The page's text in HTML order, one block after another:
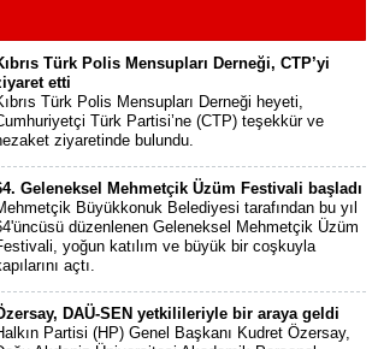
Türk Polis Mensupları Derneği, CTP’yi
etti
Türk Polis Mensupları Derneği heyeti,
Türk Partisi’ne (CTP) teşekkür ve
ziyaretinde bulundu.
Geleneksel Mehmetçik Üzüm Festivali başladı
Büyükkonuk Belediyesi tarafından bu yıl
düzenlenen Geleneksel Mehmetçik Üzüm
yoğun katılım ve büyük bir coşkuyla
açtı.
DAÜ-SEN yetkilileriyle bir araya geldi
Partisi (HP) Genel Başkanı Kudret Özersay,